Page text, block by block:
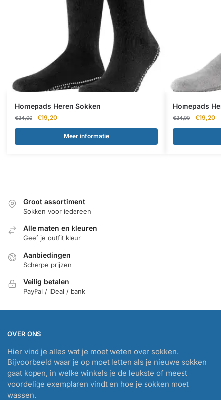
Homepads Heren Sokken
€24,00
Oorspronkelijke
prijs
€24,00.
€19,20Huidige
prijs
€19,20.
Meer informatie
Homepads
€24,00
prijs
€24,00.
€19,20
Groot assortiment
Sokken voor iedereen
Alle maten en kleuren
Geef je outfit kleur
Aanbiedingen
Scherpe prijzen
Veilig betalen
PayPal / iDeal / bank
OVER ONS
Hier vind je alles wat je moet weten over sokken.
Bijvoorbeeld waar je op moet letten als je nieuwe sokken
gaat kopen, in welke winkels je de leukste of meest
voordelige exemplaren vindt en hoe je sokken moet
wassen.